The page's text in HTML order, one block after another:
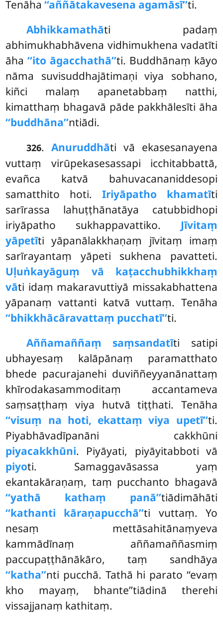
Tenāha‘‘aññātakavesena agamāsī’’ti.
Abhikkamathāti padaṃ
abhimukhabhāvena vidhimukhena vadatīti
āha‘‘ito āgacchathā’’ti. Buddhānaṃ kāyo
nāma suvisuddhajātimaṇi viya sobhano,
kiñci malaṃ apanetabbaṃ natthi,
kimatthaṃ bhagavā pāde pakkhālesīti āha
‘‘buddhāna’’ntiādi.
326. Anuruddhāti vā ekasesanayena
vuttaṃ virūpekasesassapi icchitabbattā,
evañca katvā bahuvacananiddesopi
samatthito hoti. Iriyāpatho khamatīti
sarīrassa lahuṭṭhānatāya catubbidhopi
iriyāpatho sukhappavattiko. Jīvitaṃ
yāpetīti yāpanālakkhaṇaṃ jīvitaṃ imaṃ
sarīrayantaṃ yāpeti sukhena pavatteti.
Uḷuṅkayāguṃ vā kaṭacchubhikkhaṃ
vāti idaṃ makaravuttiyā missakabhattena
yāpanaṃ vattanti katvā vuttaṃ. Tenāha
‘‘bhikkhācāravattaṃ pucchatī’’ti.
Aññamaññaṃ saṃsandatīti satipi
ubhayesaṃ kalāpānaṃ paramatthato
bhede pacurajanehi duviññeyyanānattaṃ
khīrodakasammoditaṃ accantameva
saṃsaṭṭhaṃ viya hutvā tiṭṭhati. Tenāha
‘‘visuṃ na hoti, ekattaṃ viya upetī’’ti.
Piyabhāvadīpanāni cakkhūni
piyacakkhūni. Piyāyati, piyāyitabboti vā
piyoti. Samaggavāsassa yaṃ
ekantakāraṇaṃ, taṃ pucchanto bhagavā
‘‘yathā kathaṃ panā’’tiādimāhāti
‘‘kathanti kāraṇapucchā’’ti vuttaṃ. Yo
nesaṃ mettāsahitānaṃyeva
kammādīnaṃ aññamaññasmiṃ
paccupaṭṭhānākāro, taṃ sandhāya
‘‘katha’’nti pucchā. Tathā hi parato ‘‘evaṃ
kho mayaṃ, bhante’’tiādinā therehi
vissajjanaṃ kathitaṃ.